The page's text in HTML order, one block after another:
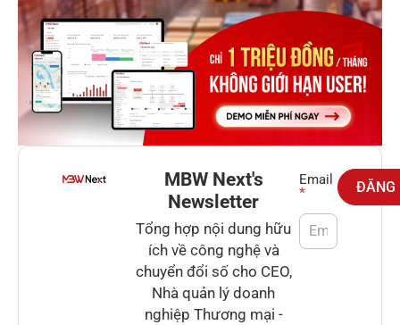
MBW Next's
Newsletter
Tổng hợp nội dung hữu
ích về công nghệ và
chuyển đổi số cho CEO,
Nhà quản lý doanh
nghiệp Thương mại -
Newsletter
Email
*
ĐĂNG